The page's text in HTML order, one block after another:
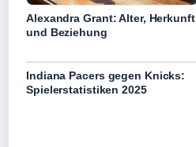
Alexandra Grant: Alter, Herkunft
und Beziehung
Indiana Pacers gegen Knicks:
Spielerstatistiken 2025